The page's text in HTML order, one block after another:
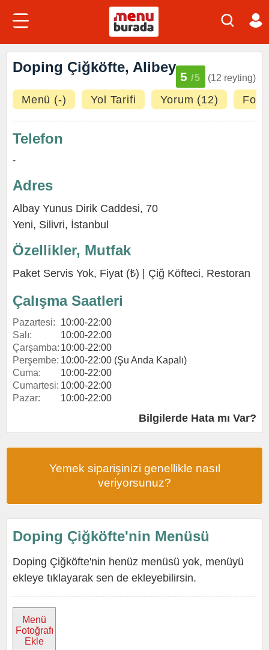
Doping Çiğköfte, Alibey
5 /5 (12 reyting)
Menü (-) Yol Tarifi Yorum (12)
Telefon
-
Adres
Albay Yunus Dirik Caddesi, 70
Yeni, Silivri, İstanbul
Özellikler, Mutfak
Paket Servis Yok, Fiyat (₺) | Çiğ Köfteci, Restoran
Çalışma Saatleri
Pazartesi:
10:00-22:00
Salı:
10:00-22:00
Çarşamba: 10:00-22:00
Perşembe: 10:00-22:00 (Şu Anda Kapalı)
Cuma:
10:00-22:00
Cumartesi: 10:00-22:00
Pazar:
10:00-22:00
Bilgilerde Hata mı Var?
Yemek siparişinizi genellikle nasıl
veriyorsunuz?
Doping Çiğköfte'nin Menüsü
Doping Çiğköfte'nin henüz menüsü yok, menüyü
ekleye tıklayarak sen de ekleyebilirsin.
Menü
Fotoğrafı
Ekle